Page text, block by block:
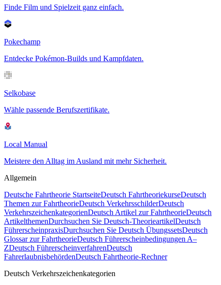
Finde Film und Spielzeit ganz einfach.
Pokechamp
Entdecke Pokémon-Builds und Kampfdaten.
Selkobase
Wähle passende Berufszertifikate.
Local Manual
Meistere den Alltag im Ausland mit mehr Sicherheit.
Allgemein
Deutsche Fahrtheorie StartseiteDeutsch FahrtheoriekurseDeutsch
Themen zur FahrtheorieDeutsch VerkehrsschilderDeutsch
VerkehrszeichenkategorienDeutsch Artikel zur FahrtheorieDeutsch
ArtikelthemenDurchsuchen Sie Deutsch-TheorieartikelDeutsch
FührerscheinpraxisDurchsuchen Sie Deutsch ÜbungssetsDeutsch
Glossar zur FahrtheorieDeutsch Führerscheinbedingungen A–
ZDeutsch FührerscheinverfahrenDeutsch
FahrerlaubnisbehördenDeutsch Fahrtheorie-Rechner
Deutsch Verkehrszeichenkategorien